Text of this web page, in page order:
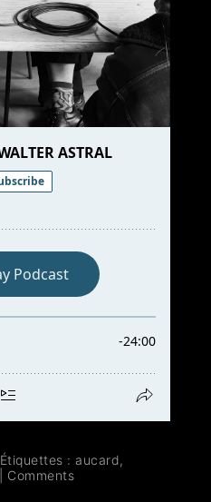
Étiquettes : aucard,
Comments